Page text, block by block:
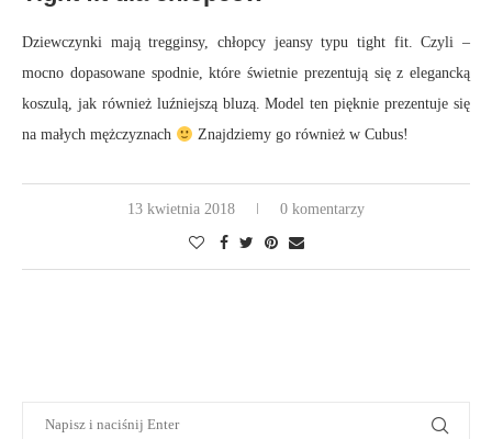
Dziewczynki mają tregginsy, chłopcy jeansy typu tight fit. Czyli –
mocno dopasowane spodnie, które świetnie prezentują się z elegancką
koszulą, jak również luźniejszą bluzą. Model ten pięknie prezentuje się
na małych mężczyznach
Znajdziemy go również w Cubus!
13 kwietnia 2018 0 komentarzy